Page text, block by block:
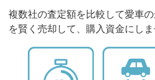
複数社の査定額を比較して愛車
を賢く売却して、購入資金にしま